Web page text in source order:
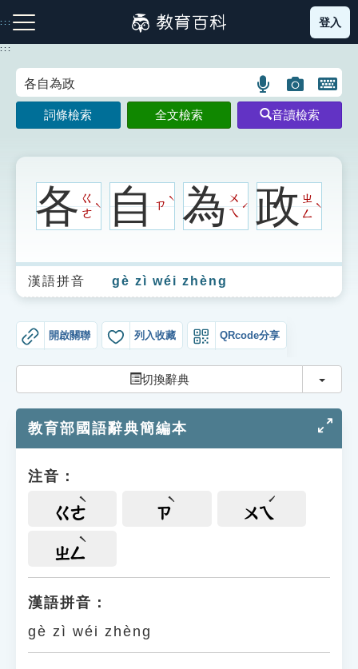
到
主
:::
注音索引圖示 筆畫索引圖示 部首索引表圖示
生字詞彙表
成語故事
索引選單
單字索引
遊戲專區
教學應用
貓頭鷹博士
登入
:::
語
言
搜
示
圖
片
搜
示
開
鍵
圖
詞條檢索 全文檢索 音讀檢索
各ㄍ
ㄜ
ˋ 自ㄗ
ˋ 為ㄨ
ㄟ
ˊ 政ㄓ
ㄥ
ˋ
漢語拼音 gè zì wéi zhèng
開啟關聯 列入收藏 QRcode分享
切換辭典 切換
教育部國語辭典簡編本
注音：
ㄍㄜ ㄗ ㄨㄟ
ㄓㄥ
漢語拼音：
gè zì wéi zhèng